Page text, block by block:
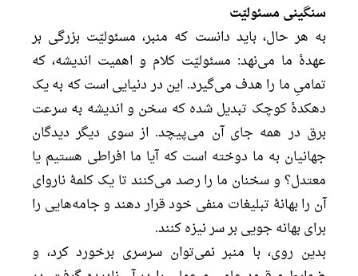
سنگینی مسئولیّت
به هر حال، باید دانست که منبر، مسئولیّت بزرگی بر
عهدۀ ما می‌نهد: مسئولیّت کلام و اهمیت اندیشه، که
تمامیِ ما را هدف می‌گیرد. این در دنیایی است که به یک
دهکدۀ کوچک تبدیل شده که سخن و اندیشه به سرعت
برق در همه جای آن می‌پیچد. از سوی دیگر دیدگان
جهانیان به ما دوخته است که آیا ما افراطی هستیم یا
معتدل؟ و سخنان ما را رصد می‌کنند تا یک کلمۀ ناروای
آن را بهانۀ تبلیغات منفی خود قرار دهند و جامه‌هایی را
برای بهانه جویی بر سر نیزه کنند.
بدین روی، با منبر نمی‌توان سرسری برخورد کرد، و